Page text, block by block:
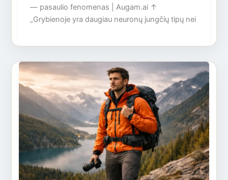
— pasaulio fenomenas | Augam.ai ↑
„Grybienoje yra daugiau neuronų jungčių tipų nei